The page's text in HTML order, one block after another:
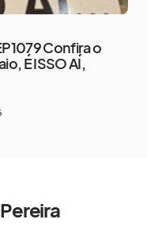
Confira o
É ISSO AÍ,